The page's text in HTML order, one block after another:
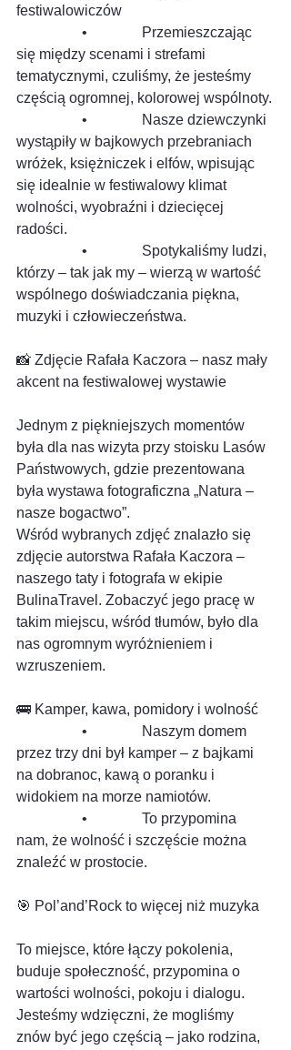
festiwalowiczów
•               Przemieszczając
się między scenami i strefami
tematycznymi, czuliśmy, że jesteśmy
częścią ogromnej, kolorowej wspólnoty.
•               Nasze dziewczynki
wystąpiły w bajkowych przebraniach
wróżek, księżniczek i elfów, wpisując
się idealnie w festiwalowy klimat
wolności, wyobraźni i dziecięcej
radości.
•               Spotykaliśmy ludzi,
którzy – tak jak my – wierzą w wartość
wspólnego doświadczania piękna,
muzyki i człowieczeństwa.
📸 Zdjęcie Rafała Kaczora – nasz mały
akcent na festiwalowej wystawie
Jednym z piękniejszych momentów
była dla nas wizyta przy stoisku Lasów
Państwowych, gdzie prezentowana
była wystawa fotograficzna „Natura –
nasze bogactwo”.
Wśród wybranych zdjęć znalazło się
zdjęcie autorstwa Rafała Kaczora –
naszego taty i fotografa w ekipie
BulinaTravel. Zobaczyć jego pracę w
takim miejscu, wśród tłumów, było dla
nas ogromnym wyróżnieniem i
wzruszeniem.
🚌 Kamper, kawa, pomidory i wolność
•               Naszym domem
przez trzy dni był kamper – z bajkami
na dobranoc, kawą o poranku i
widokiem na morze namiotów.
•               To przypomina
nam, że wolność i szczęście można
znaleźć w prostocie.
🎯 Pol’and’Rock to więcej niż muzyka
To miejsce, które łączy pokolenia,
buduje społeczność, przypomina o
wartości wolności, pokoju i dialogu.
Jesteśmy wdzięczni, że mogliśmy
znów być jego częścią – jako rodzina,